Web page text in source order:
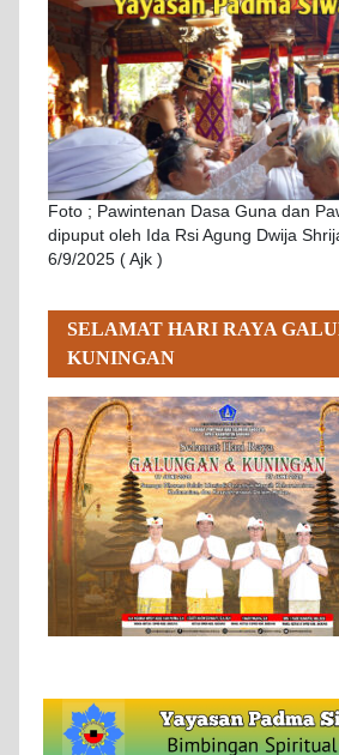
Foto ; Pawintenan Dasa Guna dan
dipuput oleh Ida Rsi Agung Dwija
6/9/2025 ( Ajk )
SELAMAT HARI RAYA
KUNINGAN